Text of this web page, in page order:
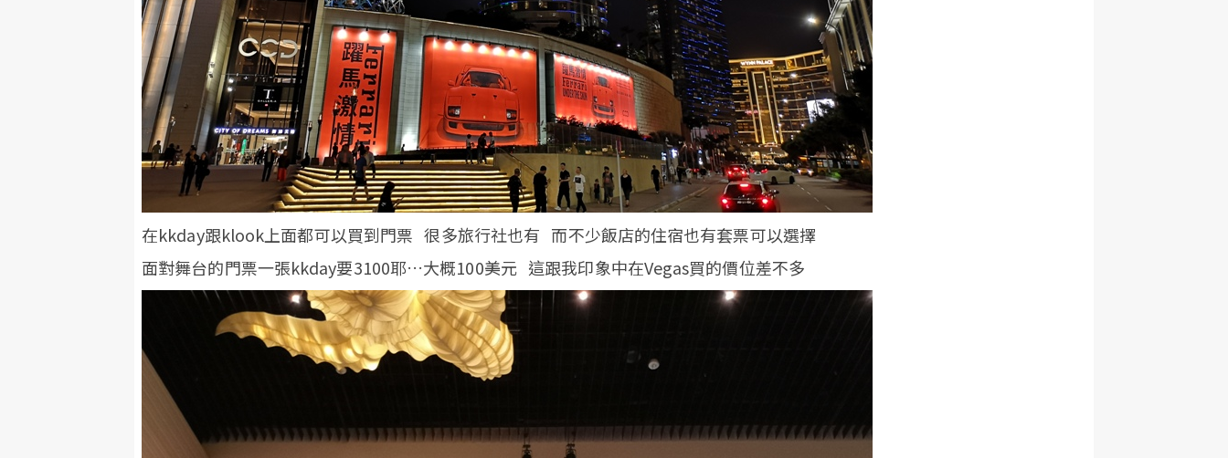
在kkday跟klook上面都可以買到門票 很多旅行社也有 而不少飯店的住宿也有套票可以選擇
面對舞台的門票一張kkday要3100耶…大概100美元 這跟我印象中在Vegas買的價位差不多